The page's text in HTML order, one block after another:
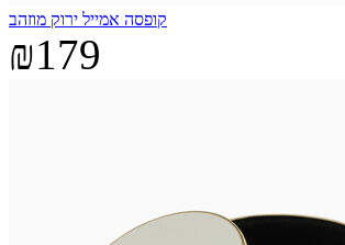
קופסה אמייל ירוק מוזהב
₪179